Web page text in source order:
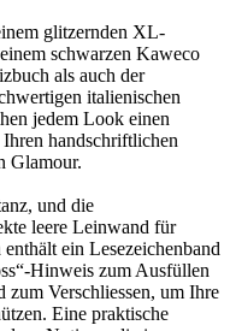
glitzernden XL-
schwarzen Kaweco
als auch der
italienischen
jedem Look einen
handschriftlichen
Glamour.
und die
leere Leinwand für
ein Lesezeichenband
Hinweis zum Ausfüllen
zum Verschliessen, um Ihre
Eine praktische